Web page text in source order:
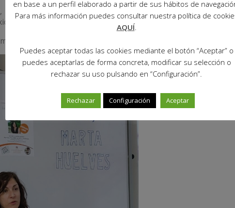
un comité experto elige cada año una capital del libro,
y anda mucho, ve mucho y sabe mucho”.
en base a un perfil elaborado a partir de sus hábitos de
Para más información puedes consultar nuestra política de
AQUÍ.
Puedes aceptar todas las cookies mediante el botón “Aceptar” o
puedes aceptarlas de forma concreta, modificar su selección o
rechazar su uso pulsando en “Configuración”.
Rechazar Configuración Aceptar